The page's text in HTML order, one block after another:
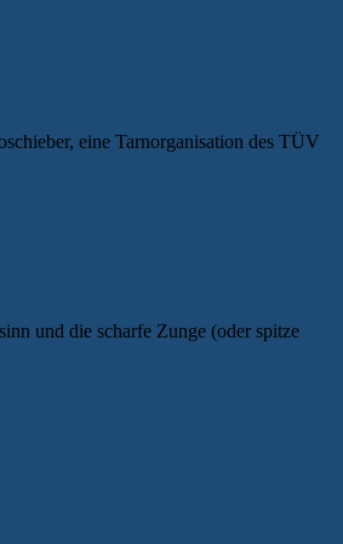
eine Tarnorganisation des TÜV
und die scharfe Zunge (oder spitze